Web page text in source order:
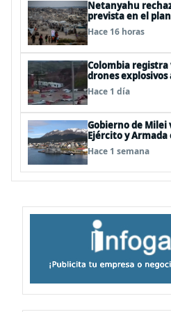
Netanyahu
prevista en el
Hace 16 horas
Colombia registra
drones
de De la Espriella:
Hace 1 día
Gobierno de
Ejército y
Hace 1 semana